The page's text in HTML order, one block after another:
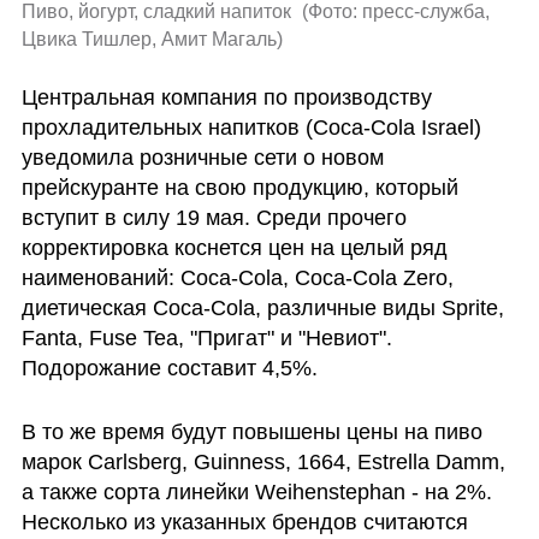
Пиво, йогурт, сладкий напиток (Фото: пресс-служба,
Цвика Тишлер, Амит Магаль)
Центральная компания по производству
прохладительных напитков (Coca-Cola Israel)
уведомила розничные сети о новом
прейскуранте на свою продукцию, который
вступит в силу 19 мая. Среди прочего
корректировка коснется цен на целый ряд
наименований: Coca-Cola, Coca-Cola Zero,
диетическая Coca-Cola, различные виды Sprite,
Fanta, Fuse Tea, "Пригат" и "Невиот".
Подорожание составит 4,5%.
В то же время будут повышены цены на пиво
марок Carlsberg, Guinness, 1664, Estrella Damm,
а также сорта линейки Weihenstephan - на 2%.
Несколько из указанных брендов считаются